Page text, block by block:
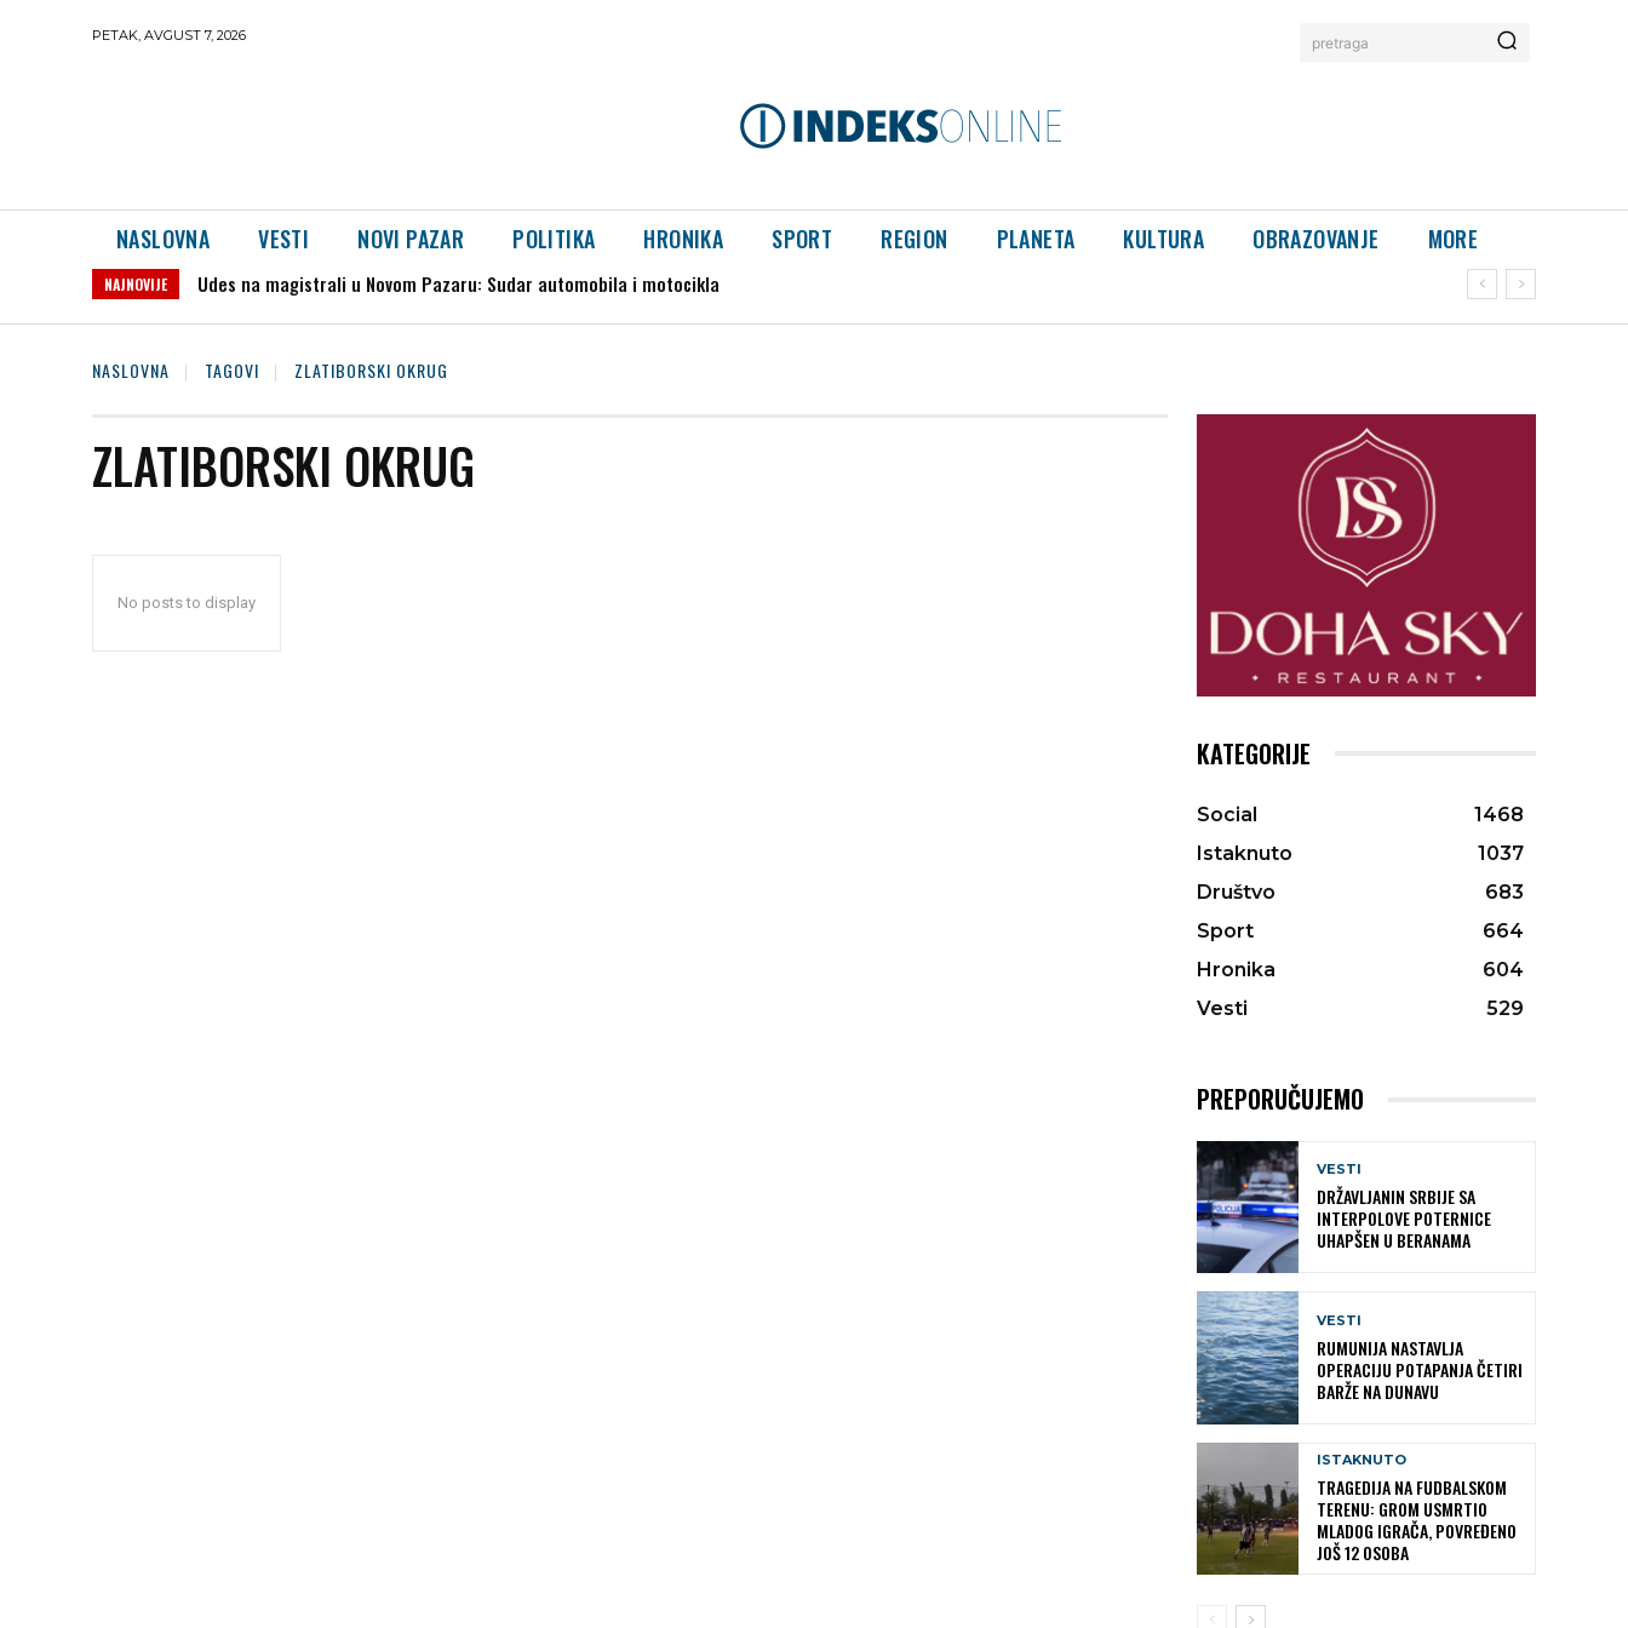
PETAK, AVGUST 7, 2026 pretraga
NASLOVNA VESTI NOVI PAZAR POLITIKA HRONIKA SPORT REGION PLANETA KULTURA OBRAZOVANJE MORE
NAJNOVIJE Udes na magistrali u Novom Pazaru: Sudar automobila i motocikla
NASLOVNA TAGOVI ZLATIBORSKI OKRUG
ZLATIBORSKI OKRUG
No posts to display
KATEGORIJE
Social
1468
Istaknuto
1037
Društvo
683
Sport
664
Hronika
604
Vesti
529
PREPORUČUJEMO
VESTI
DRŽAVLJANIN SRBIJE SA
INTERPOLOVE POTERNICE
UHAPŠEN U BERANAMA
VESTI
RUMUNIJA NASTAVLJA
OPERACIJU POTAPANJA ČETIRI
BARŽE NA DUNAVU
ISTAKNUTO
TRAGEDIJA NA FUDBALSKOM
TERENU: GROM USMRTIO
MLADOG IGRAČA, POVREĐENO
JOŠ 12 OSOBA